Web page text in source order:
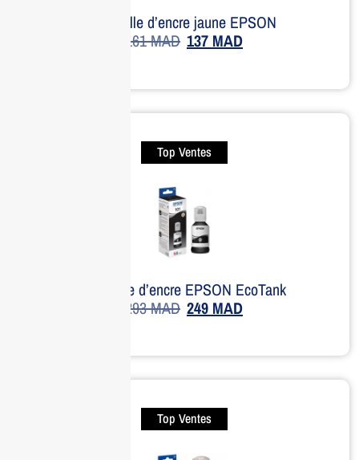
Bouteille d’encre jaune EPSON
161MAD 137 MAD
Top Ventes
Bouteille d’encre EPSON EcoTank
293MAD 249 MAD
Top Ventes